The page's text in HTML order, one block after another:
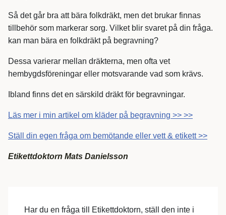
Så det går bra att bära folkdräkt, men det brukar finnas
tillbehör som markerar sorg. Vilket blir svaret på din fråga.
kan man bära en folkdräkt på begravning?
Dessa varierar mellan dräkterna, men ofta vet
hembygdsföreningar eller motsvarande vad som krävs.
Ibland finns det en särskild dräkt för begravningar.
Läs mer i min artikel om kläder på begravning >> >>
Ställ din egen fråga om bemötande eller vett & etikett >>
Etikettdoktorn Mats Danielsson
Har du en fråga till Etikettdoktorn, ställ den inte i